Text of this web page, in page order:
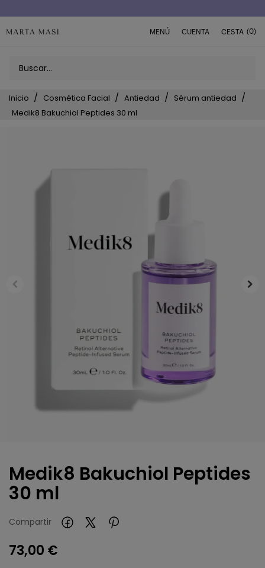
MENÚ CUENTA CESTA (0)
Inicio Cosmética Facial Antiedad
Sérum antiedad
Medik8 Bakuchiol Peptides 30 ml
Medik8 Bakuchiol Peptides
30 ml
Compartir
73,00 €